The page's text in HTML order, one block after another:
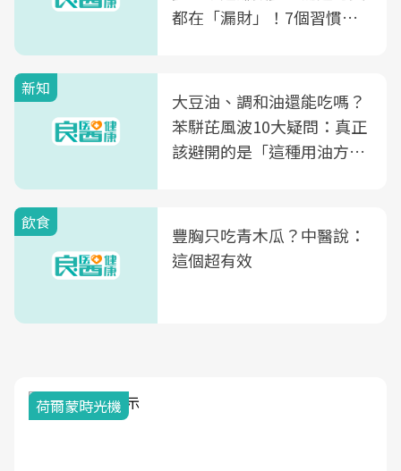
都在「漏財」！7個習慣一
新知
大豆油、調和油還能吃嗎？
苯駢芘風波10大疑問：真正
該避開的是「這種用油方
飲食
豐胸只吃青木瓜？中醫說：
這個超有效
荷爾蒙時光機